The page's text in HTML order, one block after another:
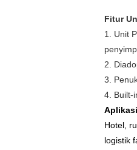
Fitur
1. Unit
2.
3.
4. Built-
Aplikasi
Hotel,
logistik